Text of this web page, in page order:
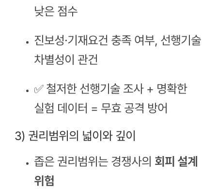
낮은 점수
진보성·기재요건 충족 여부, 선행기술
차별성이 관건
✅ 철저한 선행기술 조사 + 명확한
실험 데이터 = 무효 공격 방어
3) 권리범위의 넓이와 깊이
좁은 권리범위는 경쟁사의 회피 설계
위험